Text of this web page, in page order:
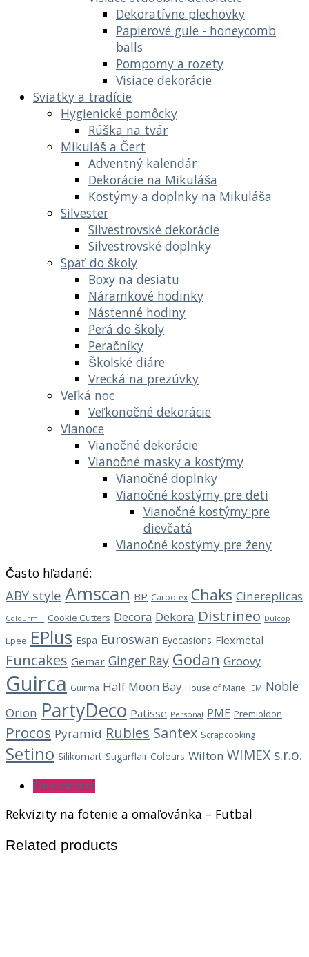
Dekoratívne plechovky
Papierové gule - honeycomb
balls
Pompomy a rozety
Visiace dekorácie
Sviatky a tradície
Hygienické pomôcky
Rúška na tvár
Mikuláš a Čert
Adventný kalendár
Dekorácie na Mikuláša
Kostýmy a doplnky na Mikuláša
Silvester
Silvestrovské dekorácie
Silvestrovské doplnky
Späť do školy
Boxy na desiatu
Náramkové hodinky
Nástenné hodiny
Perá do školy
Peračníky
Školské diáre
Vrecká na prezúvky
Veľká noc
Veľkonočné dekorácie
Vianoce
Vianočné dekorácie
Vianočné masky a kostýmy
Vianočné doplnky
Vianočné kostýmy pre deti
Vianočné kostýmy pre
dievčatá
Vianočné kostýmy pre ženy
Často hľadané:
ABY style Amscan BP Carbotex Chaks Cinereplicas
Colourmill Cookie Cutters Decora Dekora Distrineo Dulcop
Epee EPlus Espa Euroswan Eyecasions Flexmetal
Funcakes Gemar Ginger Ray Godan Groovy
Guirca Guirma Half Moon Bay House of Marie JEM Noble
Orion PartyDeco Patisse Personal PME Premioloon
Procos Pyramid Rubies Santex Scrapcooking
Setino Silikomart Sugarflair Colours Wilton WIMEX s.r.o.
Description
Rekvizity na fotenie a omaľovánka – Futbal
Related products